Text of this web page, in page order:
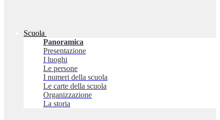
Scuola
Panoramica
Presentazione
I luoghi
Le persone
I numeri della scuola
Le carte della scuola
Organizzazione
La storia